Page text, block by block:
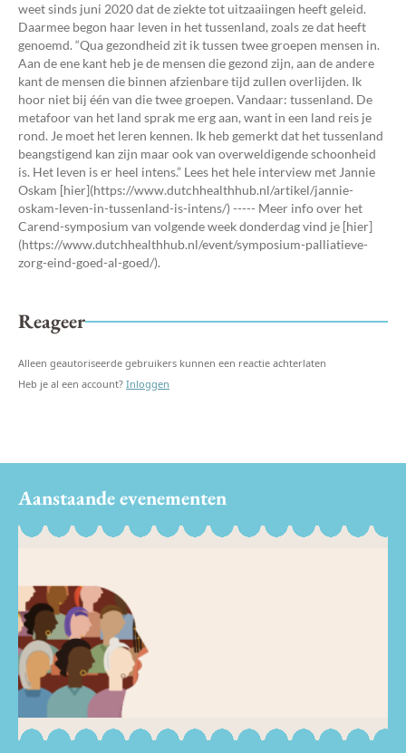
weet sinds juni 2020 dat de ziekte tot uitzaaiingen heeft geleid.
Daarmee begon haar leven in het tussenland, zoals ze dat heeft
genoemd. “Qua gezondheid zit ik tussen twee groepen mensen in.
Aan de ene kant heb je de mensen die gezond zijn, aan de andere
kant de mensen die binnen afzienbare tijd zullen overlijden. Ik
hoor niet bij één van die twee groepen. Vandaar: tussenland. De
metafoor van het land sprak me erg aan, want in een land reis je
rond. Je moet het leren kennen. Ik heb gemerkt dat het tussenland
beangstigend kan zijn maar ook van overweldigende schoonheid
is. Het leven is er heel intens.” Lees het hele interview met Jannie
Oskam [hier](https://www.dutchhealthhub.nl/artikel/jannie-
oskam-leven-in-tussenland-is-intens/) ----- Meer info over het
Carend-symposium van volgende week donderdag vind je [hier]
(https://www.dutchhealthhub.nl/event/symposium-palliatieve-
zorg-eind-goed-al-goed/).
Reageer
Alleen geautoriseerde gebruikers kunnen een reactie achterlaten
Heb je al een account? Inloggen
Aanstaande evenementen